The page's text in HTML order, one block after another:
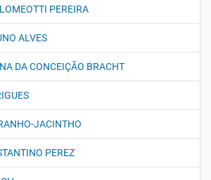
PEREIRA
ALVES
DA CONCEIÇÃO BRACHT
JACINTHO
PEREZ